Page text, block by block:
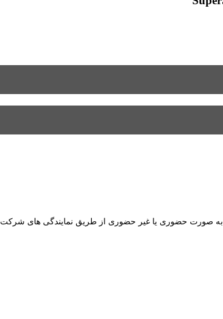
به صورت حضوری یا غیر حضوری از طریق نمایندگی های شرکت